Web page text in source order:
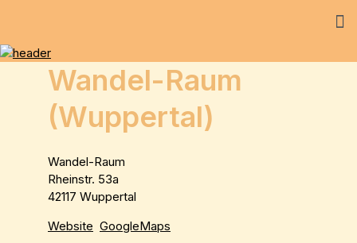
Wandel-Raum
(Wuppertal)
Wandel-Raum
Rheinstr. 53a
42117 Wuppertal
Website GoogleMaps